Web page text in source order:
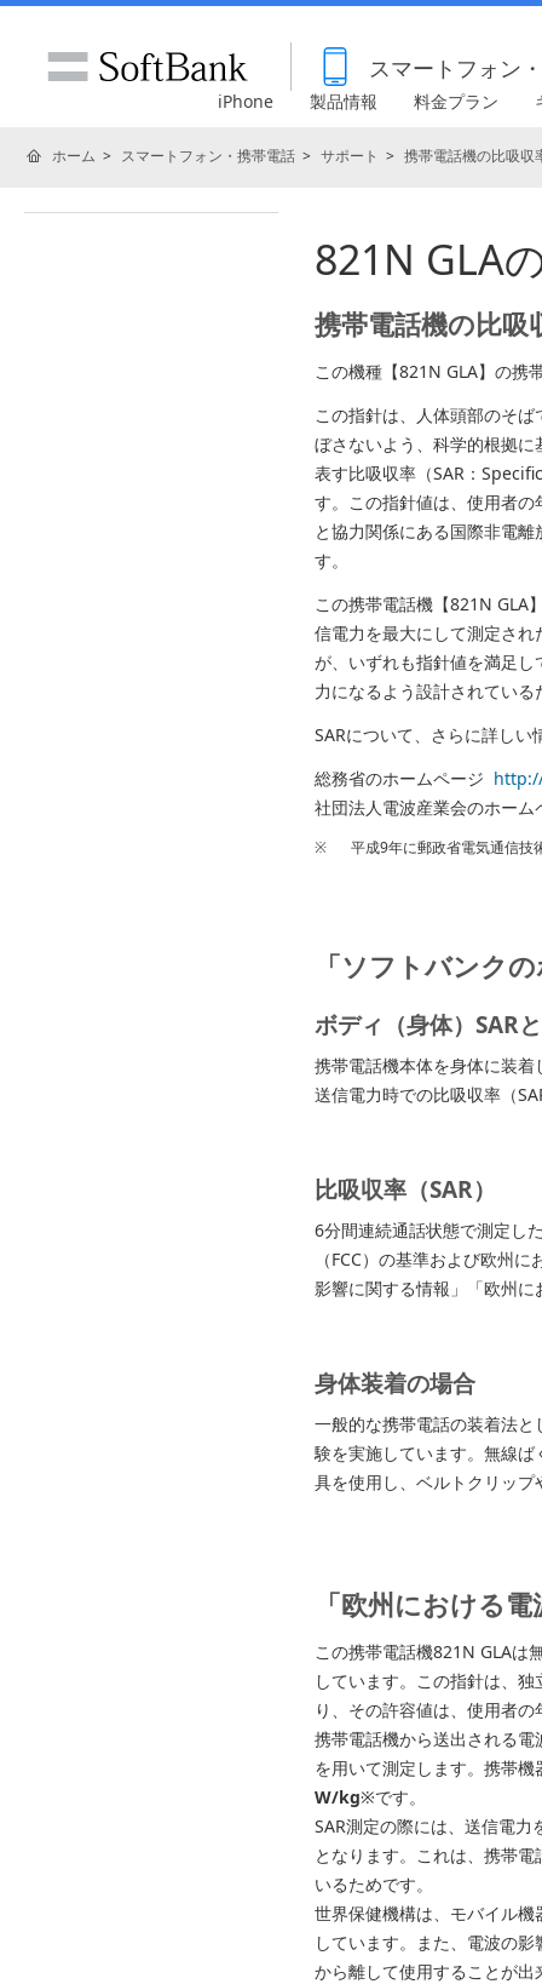
スマートフォン
iPhone 製品情報 料金プラン
ホーム スマートフォン・携帯電話 サポート 携帯電話機の比吸収
821N GLA
携帯電話機の比
この機種【821N GLA】の携
この指針は、人体頭部のそ
ぼさないよう、科学的根拠
表す比吸収率（SAR：
す。この指針値は、使用者
と協力関係にある国際非電
す。
この携帯電話機【821N GLA
信電力を最大にして測定さ
が、いずれも指針値を満足
力になるよう設計されてい
SARについて、さらに詳し
総務省のホームページ
社団法人電波産業会のホー
※ 平成9年に郵政省電気通信技
「ソフトバンク
ボディ（身体）SAR
携帯電話機本体を身体に装
送信電力時での比吸収率（
比吸収率（SAR）
6分間連続通話状態で測定し
（FCC）の基準および欧州
影響に関する情報」「欧州
身体装着の場合
一般的な携帯電話の装着法
験を実施しています。無線
具を使用し、ベルトクリッ
「欧州における
この携帯電話機821N GLAは
しています。この指針は、
り、その許容値は、使用者
携帯電話機から送出される
を用いて測定します。携帯
W/kg※です。
SAR測定の際には、送信電
となります。これは、携帯
いるためです。
世界保健機構は、モバイル
しています。また、電波の
から離して使用することが